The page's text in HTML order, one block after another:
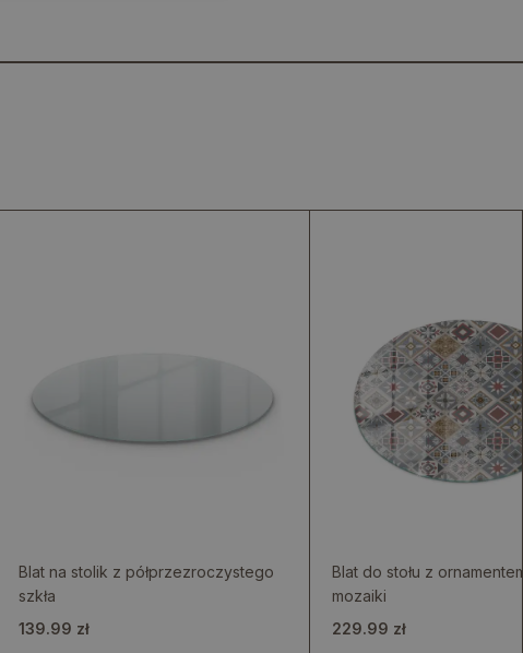
Blat na stolik z półprzezroczystego
szkła
139.99 zł
Blat do stołu z
mozaiki
229.99 zł